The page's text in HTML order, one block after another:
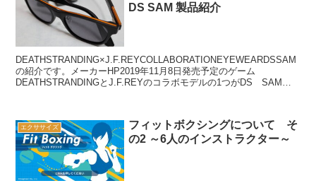
DS SAM 製品紹介
DEATHSTRANDING×J.F.REYCOLLABORATIONEYEWEARDSSAM
の紹介です。メーカーHP2019年11月8日発売予定のゲーム
DEATHSTRANDINGとJ.F.REYのコラボモデルの1つがDS SAM
エクササイズ
フィットボクシングについて そ
の2 ～6人のインストラクター～